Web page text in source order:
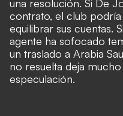
una resolución. Si De
contrato, el club
equilibrar sus cuentas.
agente ha sofocado
un traslado a Arabia
no resuelta deja
especulación.